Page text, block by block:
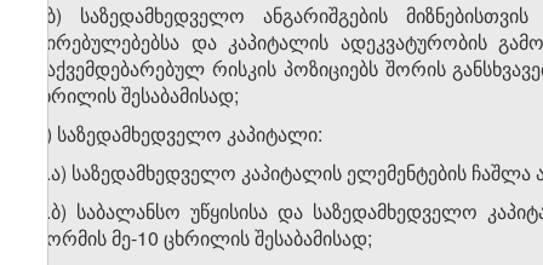
გ.ბ) საზედამხედველო ანგარიშგების
ღირებულებებსა და კაპიტალის ადეკვატურობის
დაქვემდებარებულ რისკის პოზიციებს შორის
ცხრილის შესაბამისად;
დ) საზედამხედველო კაპიტალი:
დ.ა) საზედამხედველო კაპიტალის ელემენტების
დ.ბ) საბალანსო უწყისისა და საზედამხედველო
ფორმის მე-10 ცხრილის შესაბამისად;